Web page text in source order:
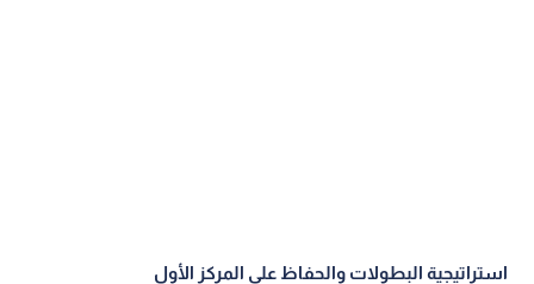
استراتيجية البطولات والحفاظ على المركز الأول